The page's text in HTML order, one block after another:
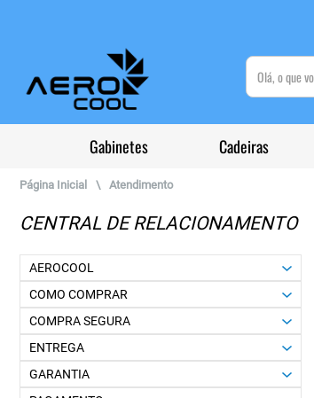
Gabinetes Cadeiras
Página Inicial \ Atendimento
CENTRAL DE RELACIONAMENTO
AEROCOOL
COMO COMPRAR
COMPRA SEGURA
ENTREGA
GARANTIA